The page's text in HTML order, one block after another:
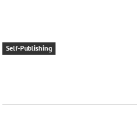
Self-Publishing